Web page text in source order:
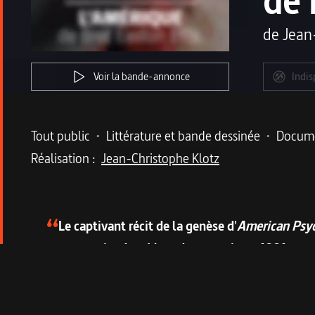
Voir la bande-annonce
de
Metadata du programme
Tout public • Littérature et bande dessinée •
Réalisation : Jean-Christophe Klotz
Le captivant récit de la genèse d'American
au premier degré lors de sa sortie en 1991.